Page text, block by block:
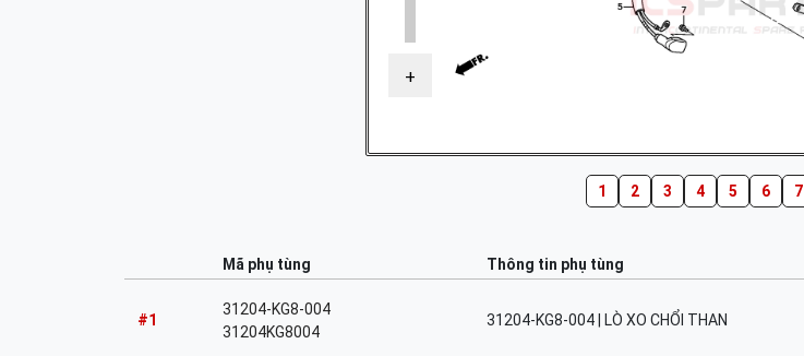
+
1 2 3 4 5 6 7
Mã phụ tùng Thông tin phụ tùng
#1
31204-KG8-004
31204KG8004
31204-KG8-004 | LÒ XO CHỔI THAN